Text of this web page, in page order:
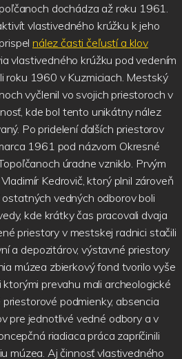
dochádza až roku 1961.
vlastivedného krúžku k jeho
nález časti čeľustí a klov
vlastivedného krúžku pod vedením
roku 1960 v Kuzmiciach. Mestský
vyčlenil vo svojich priestoroch v
kde bol tento unikátny nález
Po pridelení ďalších priestorov
1961 pod názvom Okresné
úradne vzniklo. Prvým
Kedrovič, ktorý plnil zároveň
vedných odborov boli
kde krátky čas pracovali dvaja
priestory v mestskej radnici stačili
a depozitárov, výstavné priestory
múzea zbierkový fond tvorilo vyše
prevahu mali archeologické
podmienky, absencia
pre jednotlivé vedné odbory a v
riadiaca práca zapríčinili
múzea. Aj činnosť vlastivedného